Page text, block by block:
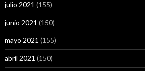
julio 2021 (155)
junio 2021 (150)
mayo 2021 (155)
abril 2021 (150)